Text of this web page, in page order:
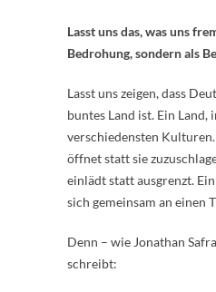
Lasst uns das, was uns
Bedrohung, sondern als
Lasst uns zeigen, dass
buntes Land ist. Ein
verschiedensten Kulturen.
öffnet statt sie
einlädt statt ausgrenzt.
sich gemeinsam an einen
Denn – wie Jonathan
schreibt: